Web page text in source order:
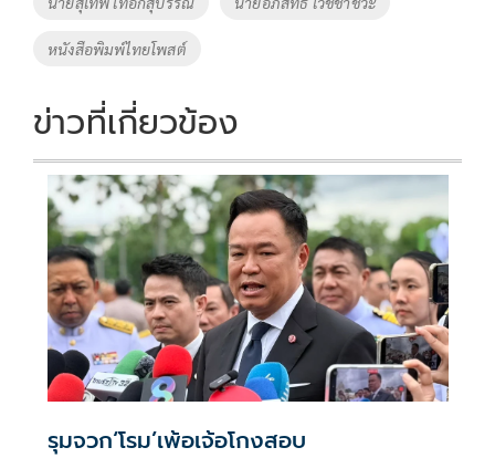
o
k
n
k
หนังสือพิมพ์ไทยโพสต์
ข่าวที่เกี่ยวข้อง
รุมจวก‘โรม’เพ้อเจ้อโกงสอบ